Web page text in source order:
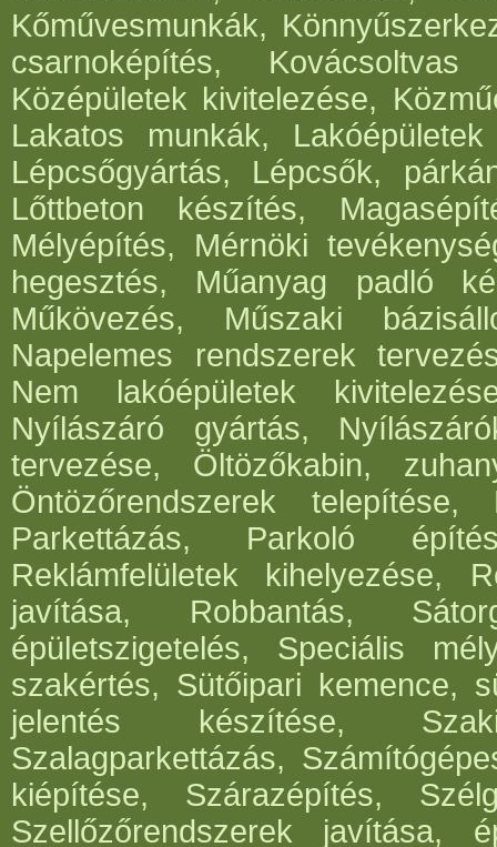
Kőművesmunkák,
csarnoképítés,
Középületek kivitelezése,
Lakatos munkák,
Lépcsőgyártás, Lépcsők,
Lőttbeton készítés,
Mélyépítés, Mérnöki
hegesztés, Műanyag padló
Műkövezés, Műszaki
Napelemes rendszerek
Nem lakóépületek
Nyílászáró gyártás,
tervezése, Öltözőkabin,
Öntözőrendszerek
Parkettázás, Parkoló
Reklámfelületek kihelyezése,
javítása, Robbantás,
épületszigetelés, Speciális
szakértés, Sütőipari kemence,
jelentés készítése,
Szalagparkettázás,
kiépítése, Szárazépítés,
Szellőzőrendszerek javítása,